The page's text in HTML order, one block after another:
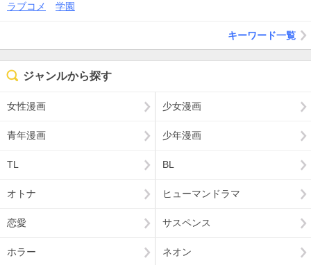
ラブコメ
学園
キーワード一覧
ジャンルから探す
女性漫画 少女漫画
青年漫画 少年漫画
TL BL
オトナ ヒューマンドラマ
恋愛 サスペンス
ホラー ネオン